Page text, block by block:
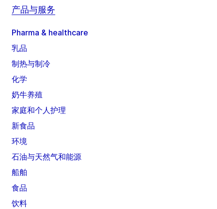
产品与服务
Pharma & healthcare
乳品
制热与制冷
化学
奶牛养殖
家庭和个人护理
新食品
环境
石油与天然气和能源
船舶
食品
饮料